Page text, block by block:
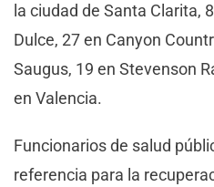
la ciudad de Santa Clarita,
Dulce, 27 en Canyon
Saugus, 19 en Stevenson
en Valencia.
Funcionarios de salud
referencia para la